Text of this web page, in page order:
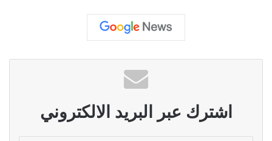
ويترقب جمهور فابيانا سكاف الإعلان الرسمي عن العمل الجديد خلال
الفترة المقبلة، خاصة بعد حالة التشويق التي خلقتها عبر منصاتها
اشترك عبر البريد الالكتروني